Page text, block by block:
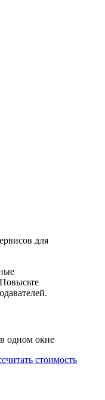
для
одном окне
стоимость